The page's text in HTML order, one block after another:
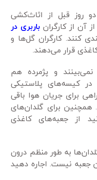
روز قبل از اثاث‌کشی
آن از کارگران باربری در
کنند. کارگران گل‌ها و
قرار می‌دهند.
و پژمرده هم
در کیسه‌های پلاستیکی
برای جریان هوا باقی
همچنین برای گلدان‌های
از جعبه‌های کاغذی
به طور منظم درون
جعبه نیست. اجاره دهید